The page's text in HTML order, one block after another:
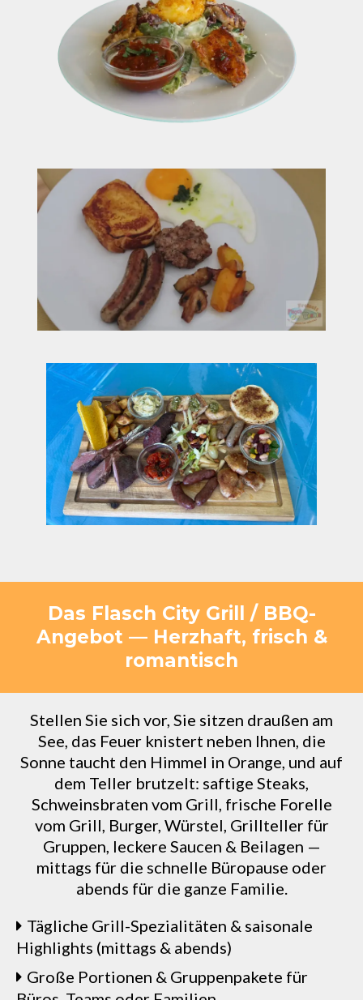
Das Flasch City Grill / BBQ-
Angebot — Herzhaft, frisch &
romantisch
Stellen Sie sich vor, Sie sitzen draußen am
See, das Feuer knistert neben Ihnen, die
Sonne taucht den Himmel in Orange, und auf
dem Teller brutzelt: saftige Steaks,
Schweinsbraten vom Grill, frische Forelle
vom Grill, Burger, Würstel, Grillteller für
Gruppen, leckere Saucen & Beilagen —
mittags für die schnelle Büropause oder
abends für die ganze Familie.
Tägliche Grill-Spezialitäten & saisonale
Highlights (mittags & abends)
Große Portionen & Gruppenpakete für